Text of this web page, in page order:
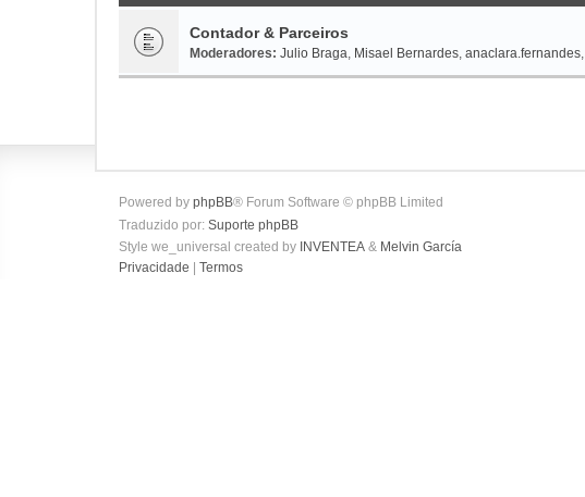
Contador & Parceiros
Moderadores: Julio Braga, Misael Bernardes, anaclara.fernandes,
Powered by phpBB® Forum Software © phpBB Limited
Traduzido por: Suporte phpBB
Style we_universal created by INVENTEA & Melvin García
Privacidade
Termos